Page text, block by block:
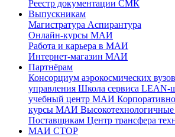
Реестр документации СМК
Выпускникам
Магистратура Аспирантура
Онлайн-курсы МАИ
Работа и карьера в МАИ
Интернет-магазин МАИ
Партнёрам
Консорциум аэрокосмических
управления Школа сервиса LEAN-
учебный центр МАИ
курсы МАИ Высокотехнологичные
Поставщикам Центр трансфера
МАИ СТОР